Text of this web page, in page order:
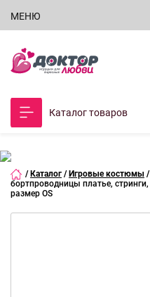
МЕНЮ
Каталог товаров
/ Каталог / Игровые костюмы /
бортпроводницы платье,
размер OS